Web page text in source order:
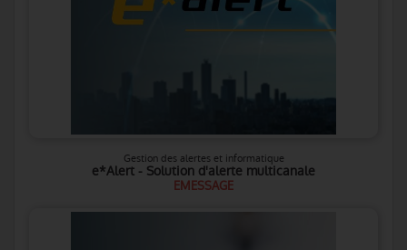
Gestion des alertes et informatique
e*Alert - Solution d'alerte multicanale
EMESSAGE